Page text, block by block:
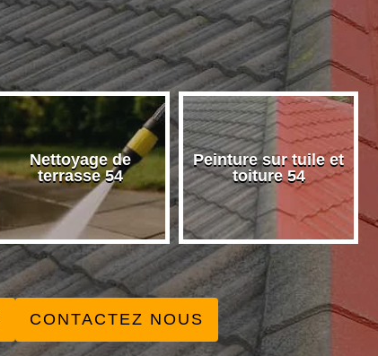
Nettoyage de
terrasse 54
Peinture sur tuile et
toiture 54
CONTACTEZ NOUS